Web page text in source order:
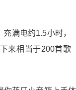
满电约1.5小时，
来相当于200首歌